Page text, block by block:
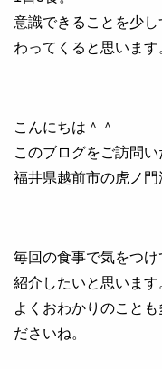
意識できることを少
わってくると思います
こんにちは＾＾
このブログをご訪問
福井県越前市の虎ノ門
毎回の食事で気をつ
紹介したいと思います
よくおわかりのこと
ださいね。